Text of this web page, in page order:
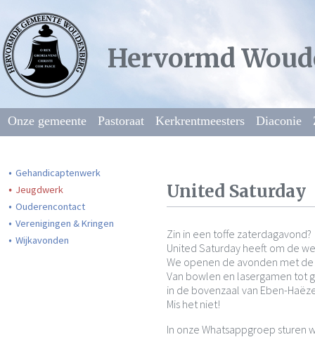
Hervormd
Onze gemeente Pastoraat Kerkrentmeesters Diaconie
Gehandicaptenwerk
Jeugdwerk
Ouderencontact
Verenigingen & Kringen
Wijkavonden
United Saturday
Zin in een toffe zaterdagavond?
United Saturday heeft om de
We openen de avonden met
Van bowlen en lasergamen tot
in de bovenzaal van Eben-
Mis het niet!
In onze Whatsappgroep sturen